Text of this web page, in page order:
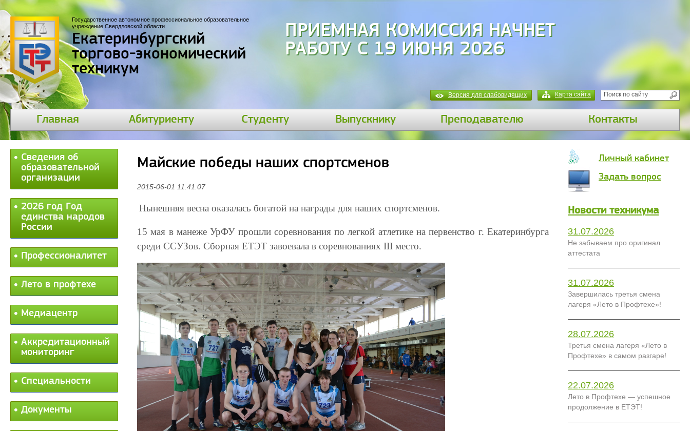
Государственное автономное профессиональное образовательное
учреждение Свердловской области
Екатеринбургский
торгово-экономический
техникум
ПРИЕМНАЯ КОМИССИЯ НАЧНЕТ
РАБОТУ С 19 ИЮНЯ 2026
Карта сайта
Версия для слабовидящих
Главная Абитуриенту Студенту Выпускнику Преподавателю Контакты
Сведения об
образовательной
организации
2026 год Год
единства народов
России
Профессионалитет
Лето в профтехе
Медиацентр
Аккредитационный
мониторинг
Специальности
Документы
Майские победы наших спортсменов
2015-06-01 11:41:07
Нынешняя весна оказалась богатой на награды для наших спортсменов.
15 мая в манеже УрФУ прошли соревнования по легкой атлетике на первенство г. Екатеринбурга
среди ССУЗов. Сборная ЕТЭТ завоевала в соревнованиях III место.
Личный кабинет
Задать вопрос
Новости техникума
31.07.2026
Не забываем про оригинал
аттестата
31.07.2026
Завершилась третья смена
лагеря «Лето в Профтехе»!
28.07.2026
Третья смена лагеря «Лето в
Профтехе» в самом разгаре!
22.07.2026
Лето в Профтехе — успешное
продолжение в ЕТЭТ!